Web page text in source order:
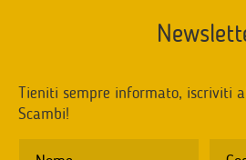
Tieniti sempre informato, iscriviti
Scambi!